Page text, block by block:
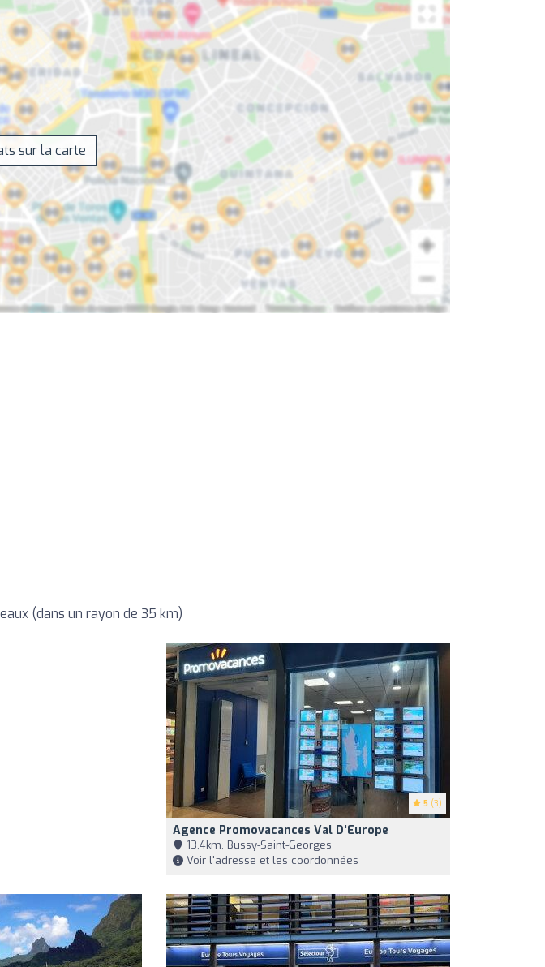
sur la carte
(dans un rayon de 35 km)
5 (3)
Agence Promovacances Val D'Europe
13,4km, Bussy-Saint-Georges
Voir l'adresse et les coordonnées